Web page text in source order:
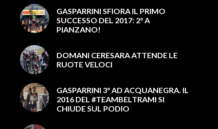
GASPARRINI SFIORA IL PRIMO
SUCCESSO DEL 2017: 2° A
PIANZANO!
DOMANI CERESARA ATTENDE LE
RUOTE VELOCI
GASPARRINI 3° AD ACQUANEGRA. IL
2016 DEL #TEAMBELTRAMI SI
CHIUDE SUL PODIO